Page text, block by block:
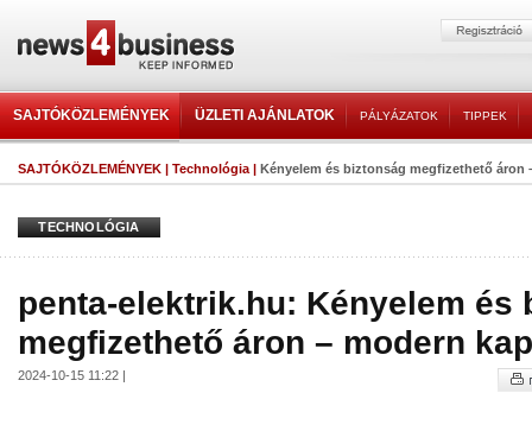
SAJTÓKÖZLEMÉNYEK ÜZLETI AJÁNLATOK PÁLYÁZATOK TIPPEK
SAJTÓKÖZLEMÉNYEK | Technológia | Kényelem és biztonság megfizethető áron
TECHNOLÓGIA
penta-elektrik.hu: Kényelem és
megfizethető áron – modern
2024-10-15 11:22 |